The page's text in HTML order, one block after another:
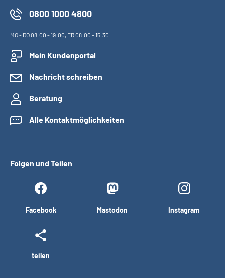
0800 1000 4800
MO- DO08:00 - 19:00, FR08:00 - 15:30
Mein Kundenportal
Nachricht schreiben
Beratung
Alle Kontaktmöglichkeiten
Folgen und Teilen
Facebook Mastodon Instagram
teilen